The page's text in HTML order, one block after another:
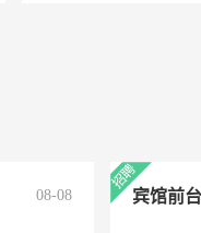
08-08 宾馆前